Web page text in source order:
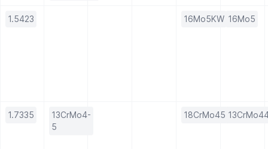
1.5423 16Mo5KW 16Mo5
1.7335
13CrMo4-
5
18CrMo45KW